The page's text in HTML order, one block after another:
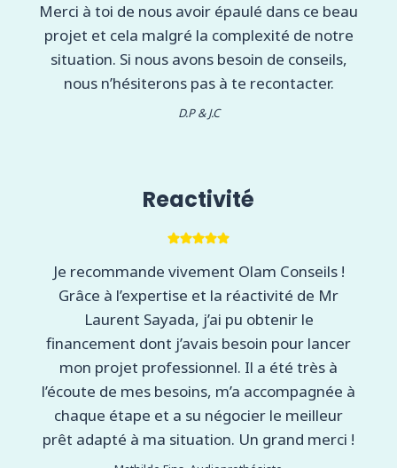
Merci à toi de nous avoir épaulé dans ce beau
projet et cela malgré la complexité de notre
situation. Si nous avons besoin de conseils,
nous n’hésiterons pas à te recontacter.
D.P & J.C
Reactivité
Je recommande vivement Olam Conseils !
Grâce à l’expertise et la réactivité de Mr
Laurent Sayada, j’ai pu obtenir le
financement dont j’avais besoin pour lancer
mon projet professionnel. Il a été très à
l’écoute de mes besoins, m’a accompagnée à
chaque étape et a su négocier le meilleur
prêt adapté à ma situation. Un grand merci !